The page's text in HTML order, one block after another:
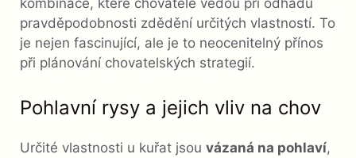
kombinace, které chovatele vedou při odhadu
pravděpodobnosti zdědění určitých vlastností. To
je nejen fascinující, ale je to neocenitelný přínos
při plánování chovatelských strategií.
Pohlavní rysy a jejich vliv na chov
Určité vlastnosti u kuřat jsou vázaná na pohlaví,